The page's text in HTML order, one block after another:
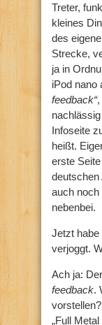
Treter,
kleines
des
Strecke,
ja in
iPod nano
feedback“,
Infoseite
heißt.
erste
deutschen
auch noch
nebenbei.
Jetzt habe
verjoggt.
Ach ja:
feedback.
„Full